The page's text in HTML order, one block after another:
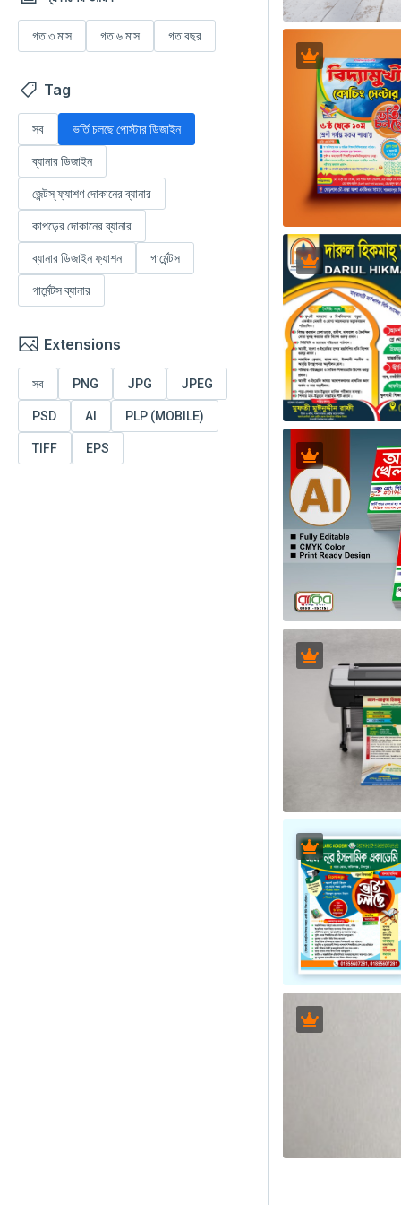
গত ৩ মাস গত ৬ মাস গত বছর
Tag
সব ভর্তি চলছে পোস্টার ডিজাইন
ব্যানার ডিজাইন
জেন্টস্ ফ্যাশণ দোকানের ব্যানার
কাপড়ের দোকানের ব্যানার
ব্যানার ডিজাইন ফ্যাশন গার্মেন্টস
গার্মেন্টস ব্যানার
Extensions
সব PNG JPG JPEG
PSD AI PLP (MOBILE)
TIFF EPS